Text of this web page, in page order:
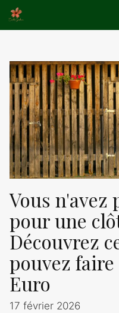
Aller
au
Vous n'avez
pour une
Découvrez
pouvez faire
Euro
17 février 2026